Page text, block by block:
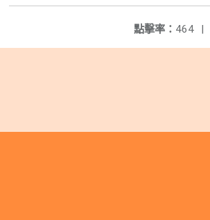
點擊率： 464 |